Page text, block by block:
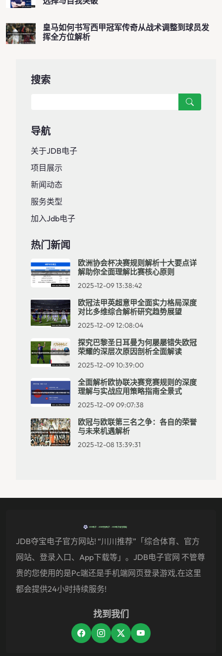
皇马如何书写西甲冠军传奇从战术调整到球员发
挥全方位解析
搜索
导航
关于JDB电子
项目展示
新闻动态
服务类型
加入jdb电子
热门新闻
欧洲协会杯决赛规则解析十大要点详
解助你全面理解比赛核心原则
2025-12-09 13:38:42
欧冠法甲英超意甲全面实力格局深度
对比多维综合解析研究趋势展望
2025-12-09 12:08:04
探究巴黎圣日耳曼为何屡屡错失欧冠
荣耀的深层次原因剖析全面解读
2025-12-09 10:39:00
全面解析欧协联决赛竞赛规则的深度
理解与实战应用策略指南全景式
2025-12-09 09:07:38
欧冠与欧联第三名之争：各自的荣誉
与未来机遇解析
2025-12-08 13:39:31
JDB夺宝电子官方网站! “川川推荐”「综合体育、官方
网站、登录入口、app下载等」。JDB电子官网 不管尊
贵的您使用的是pc端还是手机端网页登录游戏,在这里
都会提供24小时持续服务!
找到我们